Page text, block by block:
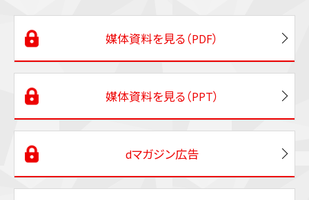
媒体資料を見る（PDF）
媒体資料を見る（PPT）
dマガジン広告